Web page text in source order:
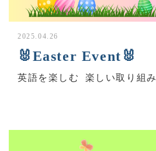
🐰Easter Event🐰
2025.04.26
英語を楽しむ 楽しい取り組み